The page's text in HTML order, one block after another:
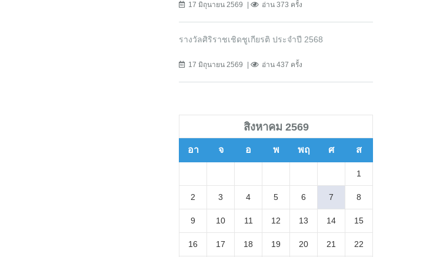
17 มิถุนายน 2569 อ่าน 373 ครั้ง
รางวัลศิริราชเชิดชูเกียรติ ประจำปี 2568
17 มิถุนายน 2569 อ่าน 437 ครั้ง
สิงหาคม 2569
อา จ อ พ พฤ ศ ส
1
2 3 4 5 6 7 8
9 10 11 12 13 14 15
16 17 18 19 20 21 22